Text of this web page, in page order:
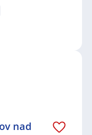
nad